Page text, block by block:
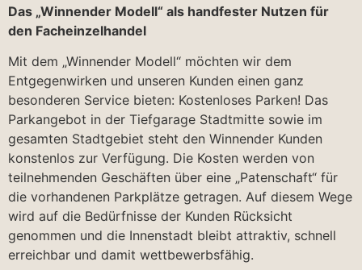
Das „Winnender Modell“ als handfester Nutzen für
den Facheinzelhandel
Mit dem „Winnender Modell“ möchten wir dem
Entgegenwirken und unseren Kunden einen ganz
besonderen Service bieten: Kostenloses Parken! Das
Parkangebot in der Tiefgarage Stadtmitte sowie im
gesamten Stadtgebiet steht den Winnender Kunden
konstenlos zur Verfügung. Die Kosten werden von
teilnehmenden Geschäften über eine „Patenschaft“ für
die vorhandenen Parkplätze getragen. Auf diesem Wege
wird auf die Bedürfnisse der Kunden Rücksicht
genommen und die Innenstadt bleibt attraktiv, schnell
erreichbar und damit wettbewerbsfähig.